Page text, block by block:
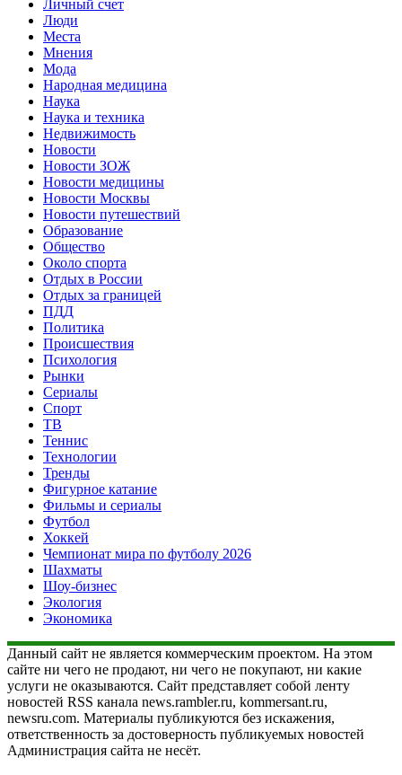
Личный счет
Люди
Места
Мнения
Мода
Народная медицина
Наука
Наука и техника
Недвижимость
Новости
Новости ЗОЖ
Новости медицины
Новости Москвы
Новости путешествий
Образование
Общество
Около спорта
Отдых в России
Отдых за границей
ПДД
Политика
Происшествия
Психология
Рынки
Сериалы
Спорт
ТВ
Теннис
Технологии
Тренды
Фигурное катание
Фильмы и сериалы
Футбол
Хоккей
Чемпионат мира по футболу 2026
Шахматы
Шоу-бизнес
Экология
Экономика
Данный сайт не является коммерческим проектом. На этом
сайте ни чего не продают, ни чего не покупают, ни какие
услуги не оказываются. Сайт представляет собой ленту
новостей RSS канала news.rambler.ru, kommersant.ru,
newsru.com. Материалы публикуются без искажения,
ответственность за достоверность публикуемых новостей
Администрация сайта не несёт.